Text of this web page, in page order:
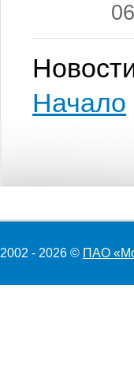
Начало
2002 - 2026 © ПАО